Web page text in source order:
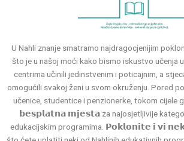
U Nahli znanje smatramo najdragocjenijim
što je u našoj moći kako bismo iskustvo učenja
centrima učinili jedinstvenim i poticajnim, a
omogućili svakoj ženi u svom okruženju. Pored
učenice, studentice i penzionerke, tokom cijele
𝗯𝗲𝘀𝗽𝗹𝗮𝘁𝗻𝗮 𝗺𝗷𝗲𝘀𝘁𝗮 za najosjetljivije
edukacijskim programima. 𝗣𝗼𝗸𝗹𝗼𝗻𝗶𝘁𝗲 𝗶 𝘃𝗶